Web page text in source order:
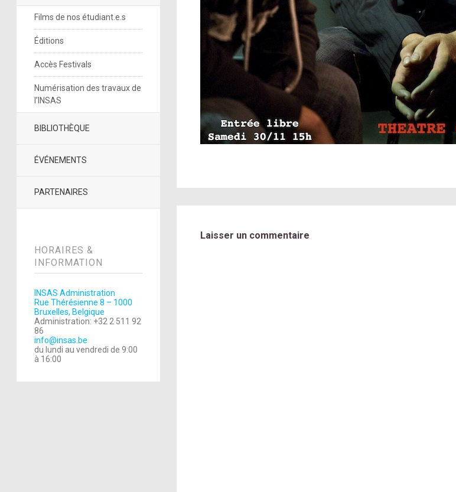
Films de nos étudiant.e.s
Éditions
Accès Festivals
Numérisation des travaux de
l’INSAS
BIBLIOTHÈQUE
ÉVÉNEMENTS
PARTENAIRES
HORAIRES &
INFORMATION
INSAS Administration
Rue Thérésienne 8 – 1000
Bruxelles, Belgique
Administration: +32 2 511 92
86
info@insas.be
du lundi au vendredi de 9:00
à 16:00
Laisser un commentaire